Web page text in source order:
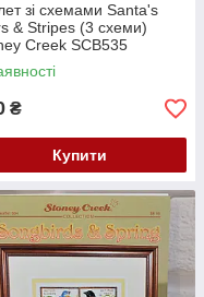
зі схемами Santa's
& Stripes (3 схеми)
Creek SCB535
₴
Купити